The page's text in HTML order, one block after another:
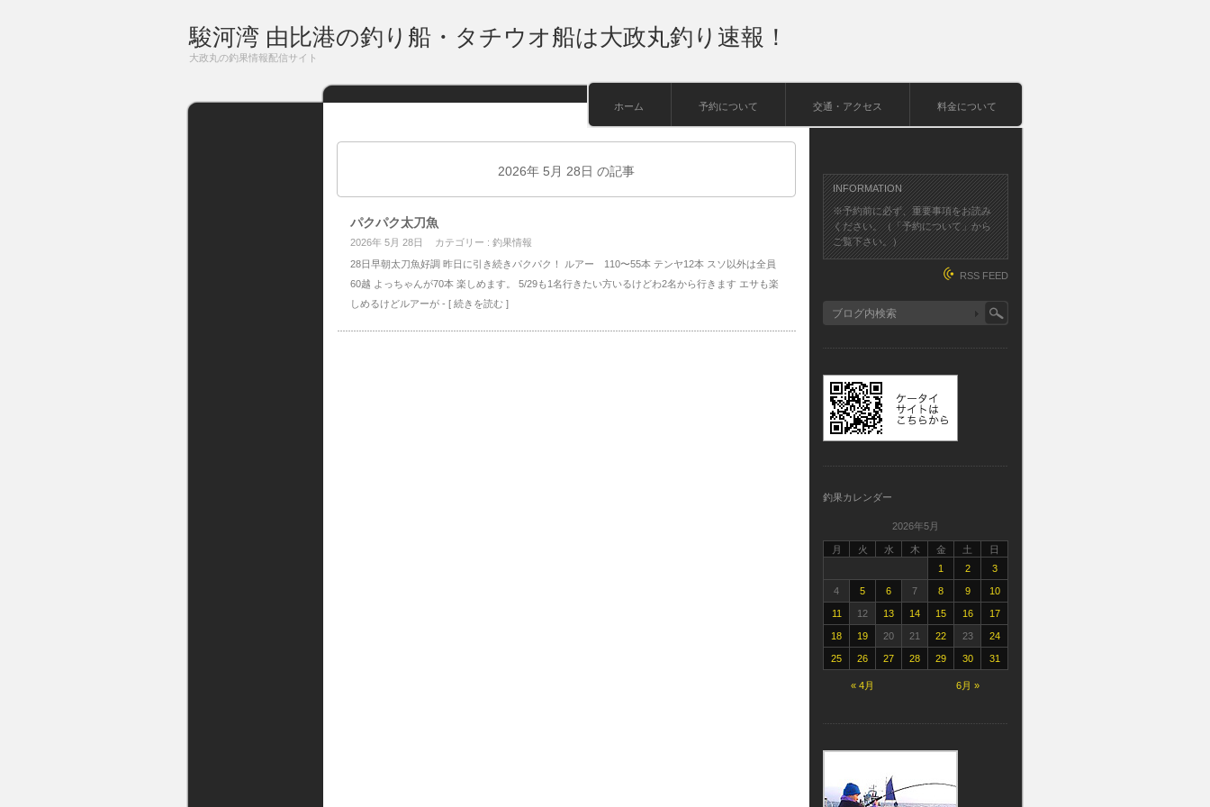
駿河湾 由比港の釣り船・タチウオ船は大政丸釣り速報！
大政丸の釣果情報配信サイト
ホーム 予約について 交通・アクセス 料金について
2026年 5月 28日 の記事
パクパク太刀魚
2026年 5月 28日 カテゴリー : 釣果情報
28日早朝太刀魚好調 昨日に引き続きパクパク！ ルアー 110〜55本 テンヤ12本 スソ以外は全員
60越 よっちゃんが70本 楽しめます。 5/29も1名行きたい方いるけどわ2名から行きます エサも楽
しめるけどルアーが - [ 続きを読む ]
INFORMATION
※予約前に必ず、重要事項をお読み
ください。（「予約について」から
ご覧下さい。）
RSS FEED
釣果カレンダー
2026年5月
月 火 水 木 金 土 日
« 4月 6月 »
1 2 3
4 5 6 7 8 9 10
11 12 13 14 15 16 17
18 19 20 21 22 23 24
25 26 27 28 29 30 31